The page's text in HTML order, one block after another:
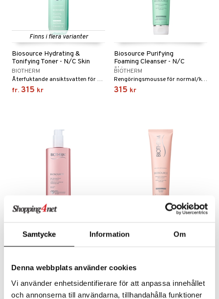
Samtycke Information Om
Denna webbplats använder cookies
Vi använder enhetsidentifierare för att anpassa innehållet
och annonserna till användarna, tillhandahålla funktioner
Finns i flera varianter
Biosource Hydrating &
Tonifying Toner - N/C Skin
BIOTHERM
Återfuktande ansiktsvatten för normal/kombinerad hud från Biotherm
fr. 315 kr
Biosource Purifying
Foaming Cleanser - N/C
Skin
BIOTHERM
Rengöringsmousse för normal/kombinerad hud från Biotherm
315 kr
Cleansing Milk Dry Skin
325
Foaming Cleanser - Dry Skin
315